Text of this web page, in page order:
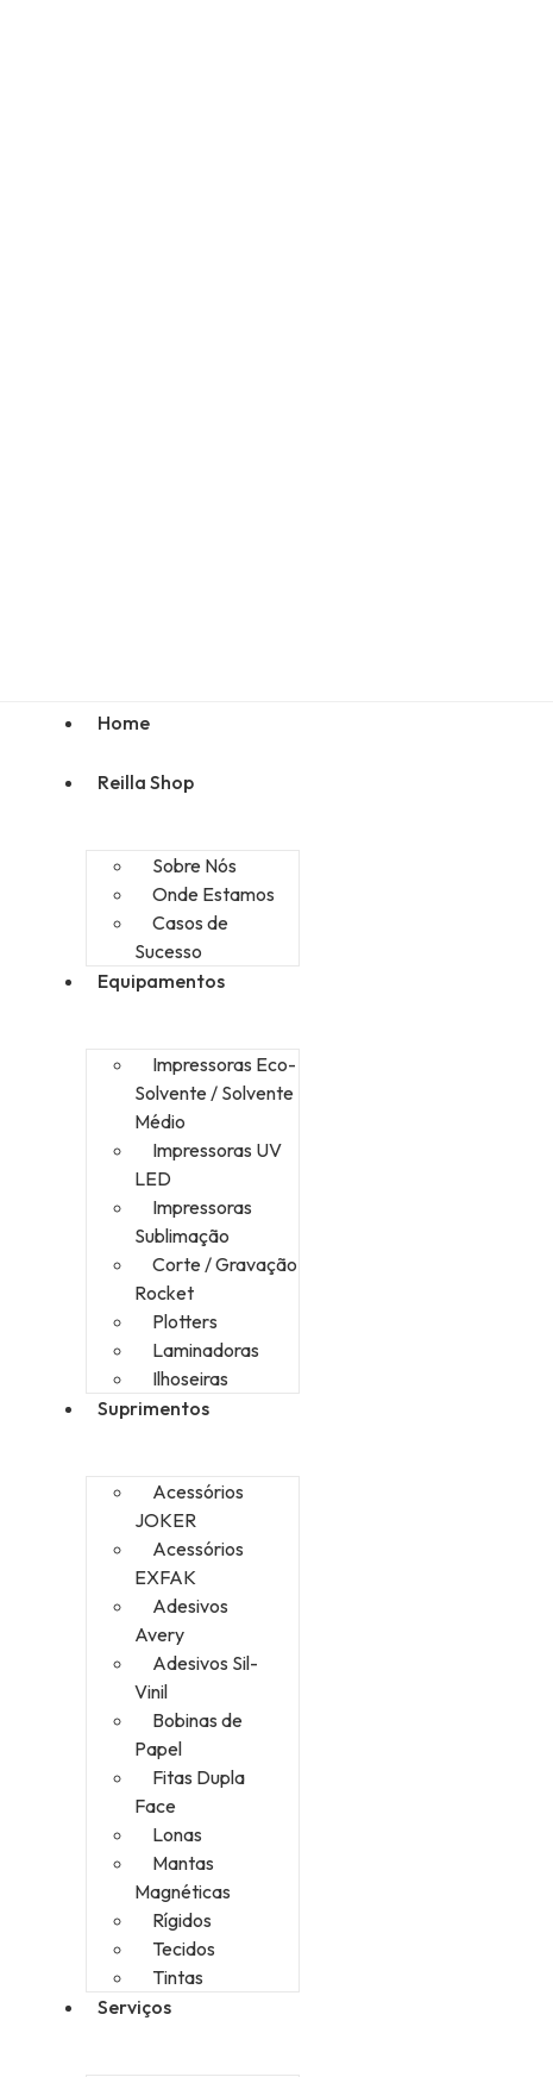
Home
Reilla Shop
Sobre Nós
Onde Estamos
Casos de
Sucesso
Equipamentos
Impressoras Eco-
Solvente / Solvente
Médio
Impressoras UV
LED
Impressoras
Sublimação
Corte / Gravação
Rocket
Plotters
Laminadoras
Ilhoseiras
Suprimentos
Acessórios
JOKER
Acessórios
EXFAK
Adesivos
Avery
Adesivos Sil-
Vinil
Bobinas de
Papel
Fitas Dupla
Face
Lonas
Mantas
Magnéticas
Rígidos
Tecidos
Tintas
Serviços